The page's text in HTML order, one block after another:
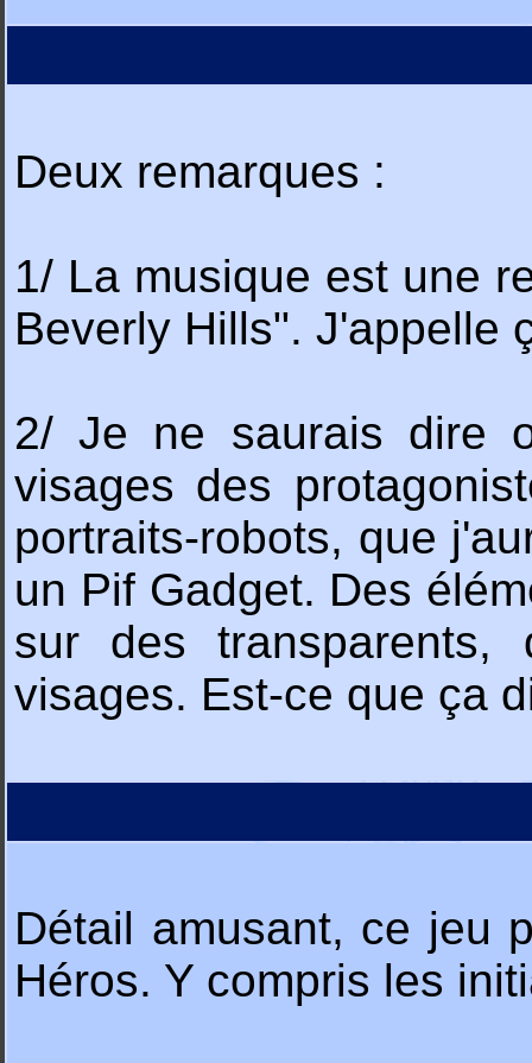
Deux remarques :
1/ La musique est une
Beverly Hills". J'appelle
2/ Je ne saurais dire
visages des
portraits-robots, que
un Pif Gadget. Des
sur des transparents,
visages. Est-ce que ça
Détail amusant, ce jeu
Héros. Y compris les